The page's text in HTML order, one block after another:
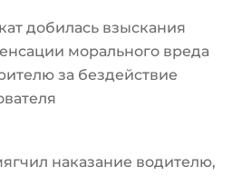
добилась взыскания
морального вреда
за бездействие
наказание водителю,